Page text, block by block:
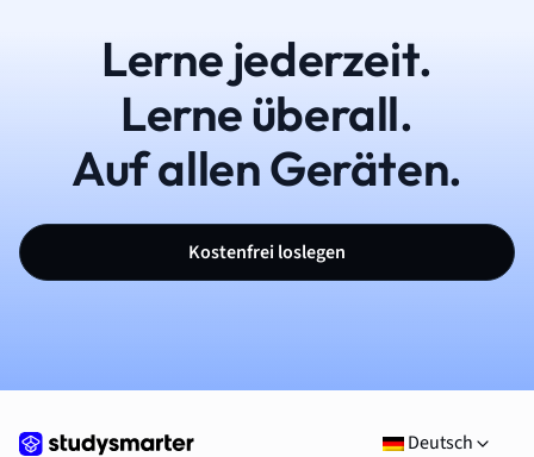
Lerne jederzeit.
Lerne überall.
Auf allen Geräten.
Kostenfrei loslegen
Deutsch